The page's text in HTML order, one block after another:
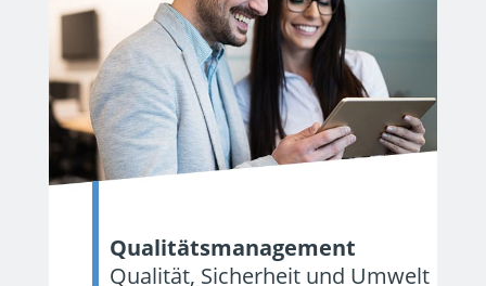
Qualitätsmanagement
Qualität, Sicherheit und Umwelt